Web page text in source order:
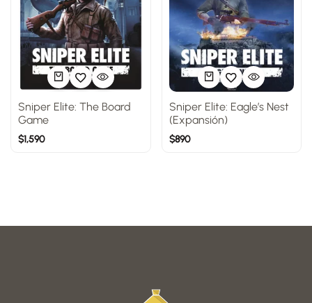
Sniper Elite: The Board
Game
$1,590
Sniper Elite: Eagle’s Nest
(Expansión)
$890